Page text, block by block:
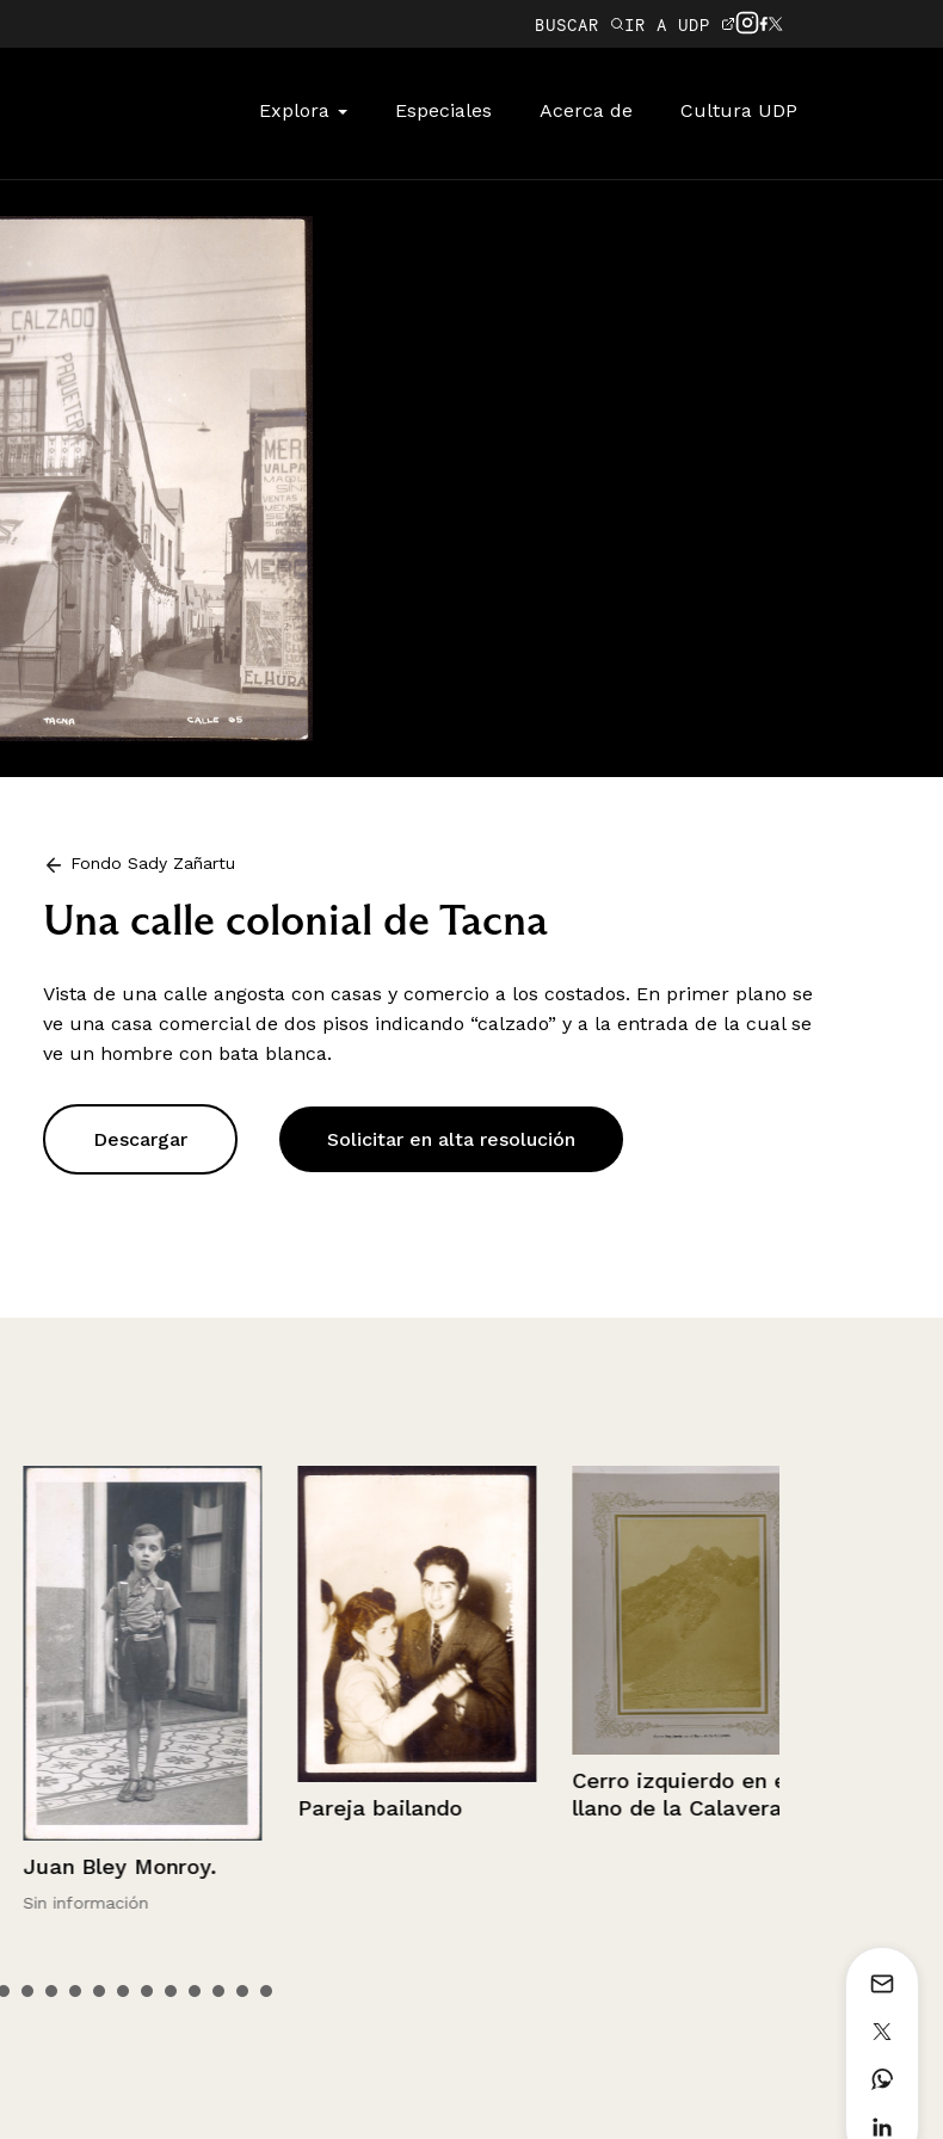
BUSCAR IR A UDP
Explora Especiales Acerca de Cultura UDP
Fondo Sady Zañartu
Una calle colonial de Tacna
Vista de una calle angosta con casas y comercio a los costados. En primer plano se
ve una casa comercial de dos pisos indicando “calzado” y a la entrada de la cual se
ve un hombre con bata blanca.
Descargar Solicitar en alta resolución
Juan Bley Monroy.
Sin información
Pareja bailando
Cerro izquierdo en el
llano de la Calavera